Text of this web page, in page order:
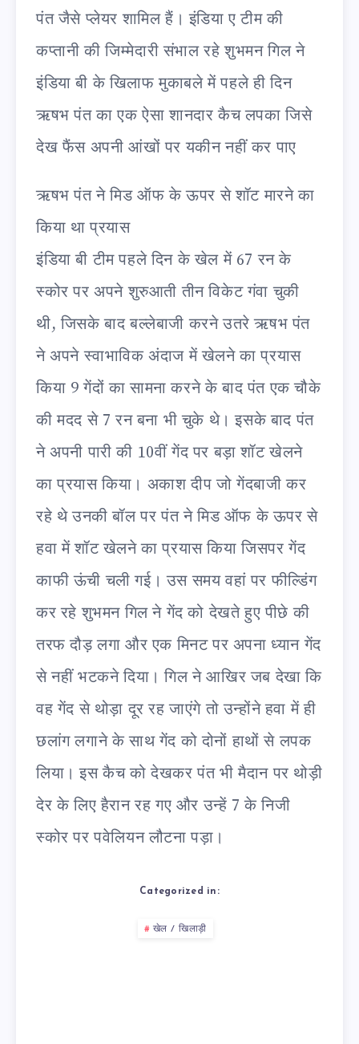
पंत जैसे प्लेयर शामिल हैं। इंडिया ए टीम की
कप्तानी की जिम्मेदारी संभाल रहे शुभमन गिल ने
इंडिया बी के खिलाफ मुकाबले में पहले ही दिन
ऋषभ पंत का एक ऐसा शानदार कैच लपका जिसे
देख फैंस अपनी आंखों पर यकीन नहीं कर पाए
ऋषभ पंत ने मिड ऑफ के ऊपर से शॉट मारने का
किया था प्रयास
इंडिया बी टीम पहले दिन के खेल में 67 रन के
स्कोर पर अपने शुरुआती तीन विकेट गंवा चुकी
थी, जिसके बाद बल्लेबाजी करने उतरे ऋषभ पंत
ने अपने स्वाभाविक अंदाज में खेलने का प्रयास
किया 9 गेंदों का सामना करने के बाद पंत एक चौके
की मदद से 7 रन बना भी चुके थे। इसके बाद पंत
ने अपनी पारी की 10वीं गेंद पर बड़ा शॉट खेलने
का प्रयास किया। अकाश दीप जो गेंदबाजी कर
रहे थे उनकी बॉल पर पंत ने मिड ऑफ के ऊपर से
हवा में शॉट खेलने का प्रयास किया जिसपर गेंद
काफी ऊंची चली गई। उस समय वहां पर फील्डिंग
कर रहे शुभमन गिल ने गेंद को देखते हुए पीछे की
तरफ दौड़ लगा और एक मिनट पर अपना ध्यान गेंद
से नहीं भटकने दिया। गिल ने आखिर जब देखा कि
वह गेंद से थोड़ा दूर रह जाएंगे तो उन्होंने हवा में ही
छलांग लगाने के साथ गेंद को दोनों हाथों से लपक
लिया। इस कैच को देखकर पंत भी मैदान पर थोड़ी
देर के लिए हैरान रह गए और उन्हें 7 के निजी
स्कोर पर पवेलियन लौटना पड़ा।
Categorized in:
खेल / खिलाड़ी